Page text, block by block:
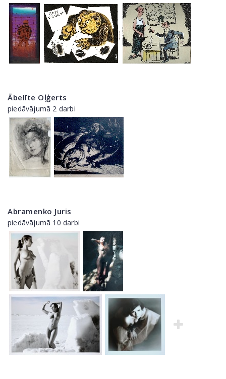
Ābelīte Oļģerts
piedāvājumā 2 darbi
Abramenko Juris
piedāvājumā 10 darbi